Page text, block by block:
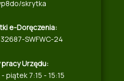
skrytka
e-Doręczenia:
SWFWC-24
Urzędu:
piątek 7:15 - 15:15